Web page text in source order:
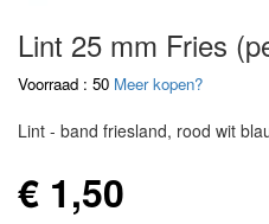
Lint 25 mm Fries
Voorraad : 50 Meer kopen?
Lint - band friesland, rood wit
€ 1,50